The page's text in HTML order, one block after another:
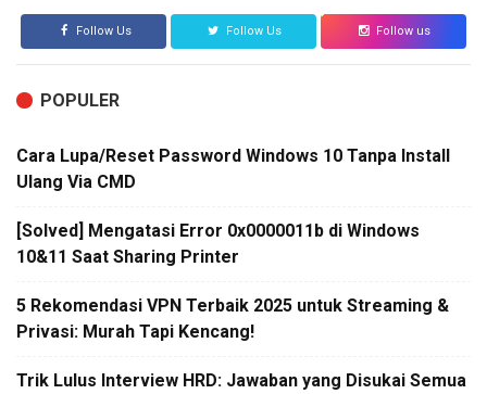
Follow Us Follow Us Follow us
POPULER
Cara Lupa/Reset Password Windows 10 Tanpa Install
Ulang Via CMD
[Solved] Mengatasi Error 0x0000011b di Windows
10&11 Saat Sharing Printer
5 Rekomendasi VPN Terbaik 2025 untuk Streaming &
Privasi: Murah Tapi Kencang!
Trik Lulus Interview HRD: Jawaban yang Disukai Semua